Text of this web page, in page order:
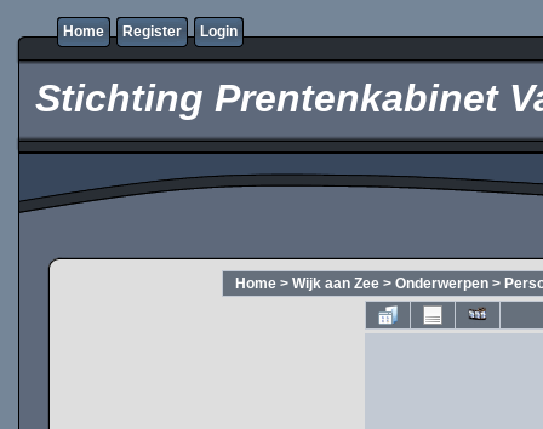
Home Register Login
Stichting Prentenkabinet
Home > Wijk aan Zee > Onderwerpen >